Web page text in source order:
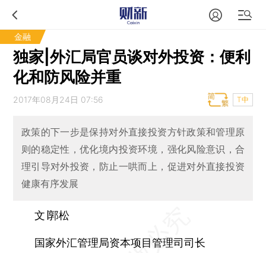
金融
独家|外汇局官员谈对外投资：便利
化和防风险并重
2017年08月24日 07:56 T中
政策的下一步是保持对外直接投资方针政策和管理原
则的稳定性，优化境内投资环境，强化风险意识，合
理引导对外投资，防止一哄而上，促进对外直接投资
健康有序发展
文∣郭松
国家外汇管理局资本项目管理司司长